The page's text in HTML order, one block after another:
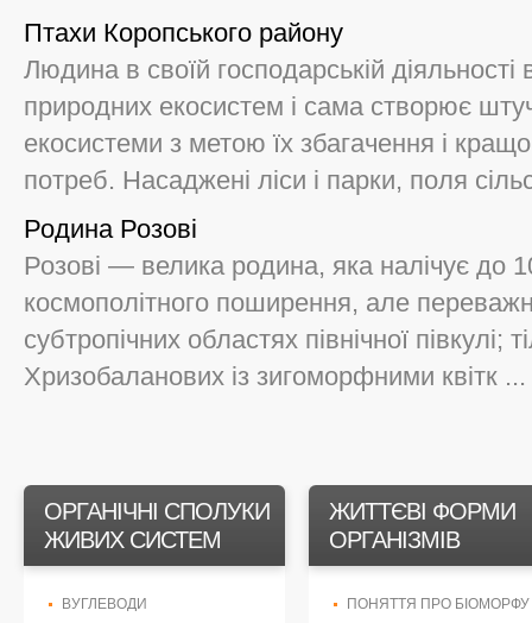
Птахи Коропського району
Людина в своїй господарській діяльності
природних екосистем і сама створює
екосистеми з метою їх збагачення і
потреб. Насаджені ліси і парки, поля
Родина Розові
Розові — велика родина, яка налічує до
космополітного поширення, але
субтропічних областях північної півкулі;
Хризобаланових із зигоморфними квітк ...
ОРГАНІЧНІ СПОЛУКИ
ЖИВИХ СИСТЕМ
ВУГЛЕВОДИ
ЖИТТЄВІ ФОРМИ
ОРГАНІЗМІВ
ПОНЯТТЯ ПРО БІОМОРФУ